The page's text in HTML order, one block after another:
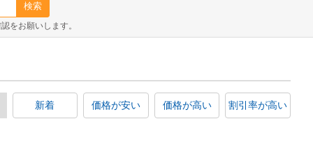
検索
をお願いします。
新着 価格が安い 価格が高い 割引率が高い